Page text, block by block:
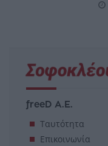
freeD Α.Ε.
Ταυτότητα
Επικοινωνία